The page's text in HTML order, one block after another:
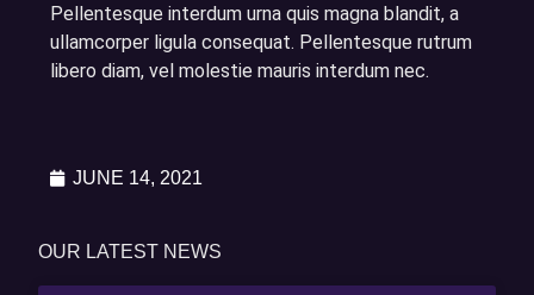
Pellentesque interdum urna quis magna blandit, a
ullamcorper ligula consequat. Pellentesque rutrum
libero diam, vel molestie mauris interdum nec.
JUNE 14, 2021
OUR LATEST NEWS